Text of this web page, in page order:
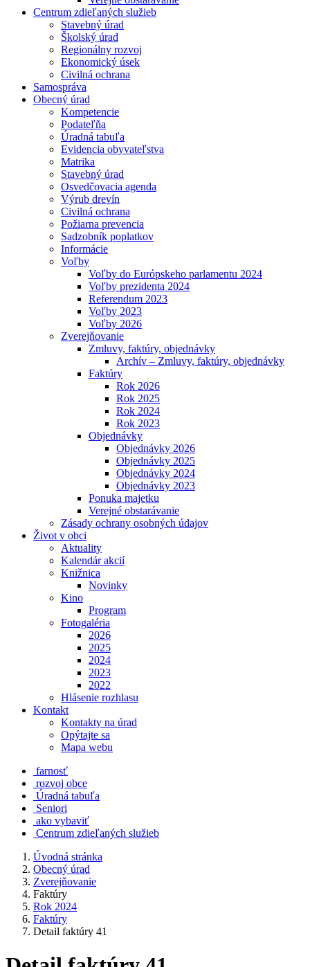
Centrum zdieľaných služieb
Stavebný úrad
Školský úrad
Regionálny rozvoj
Ekonomický úsek
Civilná ochrana
Samospráva
Obecný úrad
Kompetencie
Podateľňa
Úradná tabuľa
Evidencia obyvateľstva
Matrika
Stavebný úrad
Osvedčovacia agenda
Výrub drevín
Civilná ochrana
Požiarna prevencia
Sadzobník poplatkov
Informácie
Voľby
Voľby do Európskeho parlamentu 2024
Voľby prezidenta 2024
Referendum 2023
Voľby 2023
Voľby 2026
Zverejňovanie
Zmluvy, faktúry, objednávky
Archív – Zmluvy, faktúry, objednávky
Faktúry
Rok 2026
Rok 2025
Rok 2024
Rok 2023
Objednávky
Objednávky 2026
Objednávky 2025
Objednávky 2024
Objednávky 2023
Ponuka majetku
Verejné obstarávanie
Zásady ochrany osobných údajov
Život v obci
Aktuality
Kalendár akcií
Knižnica
Novinky
Kino
Program
Fotogaléria
2026
2025
2024
2023
2022
Hlásenie rozhlasu
Kontakt
Kontakty na úrad
Opýtajte sa
Mapa webu
farnosť
rozvoj obce
Úradná tabuľa
Seniori
ako vybaviť
Centrum zdieľaných služieb
Úvodná stránka
Obecný úrad
Zverejňovanie
Faktúry
Rok 2024
Faktúry
Detail faktúry 41